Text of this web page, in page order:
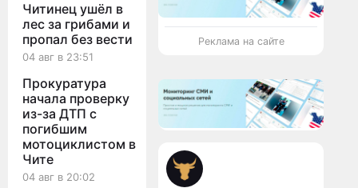
Читинец ушёл в
лес за грибами и
пропал без вести
04 авг в 23:51
Прокуратура
начала проверку
из-за ДТП с
погибшим
мотоциклистом в
Чите
04 авг в 20:02
Реклама на сайте